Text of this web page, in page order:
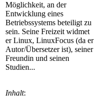
Möglichkeit, an der
Entwicklung eines
Betriebssystems beteiligt zu
sein. Seine Freizeit widmet
er Linux, LinuxFocus (da er
Autor/Übersetzer ist), seiner
Freundin und seinen
Studien...
Inhalt: